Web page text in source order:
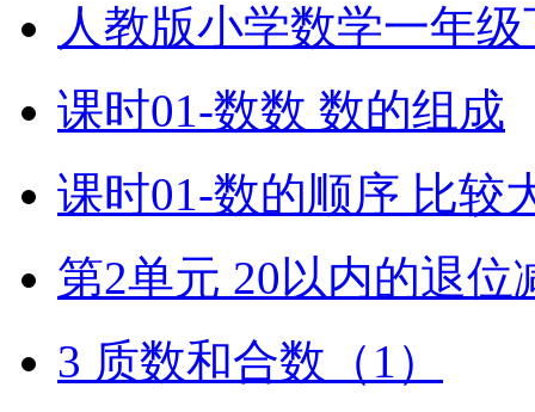
人教版小学数学一年
课时01-数数 数的组成
课时01-数的顺序 比较
第2单元 20以内的退位
3 质数和合数（1）